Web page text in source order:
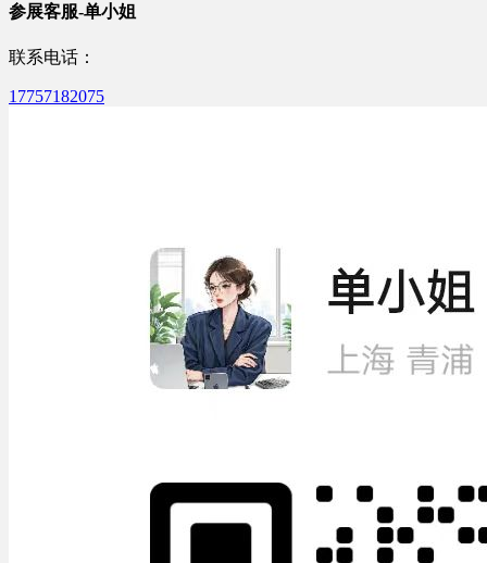
参展客服-单小姐
联系电话：
17757182075